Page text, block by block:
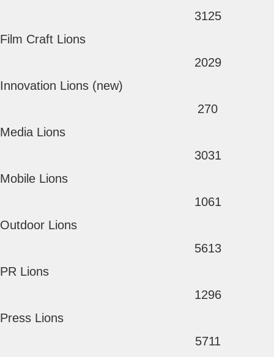
3125
Film Craft Lions
2029
Innovation Lions (new)
270
Media Lions
3031
Mobile Lions
1061
Outdoor Lions
5613
PR Lions
1296
Press Lions
5711